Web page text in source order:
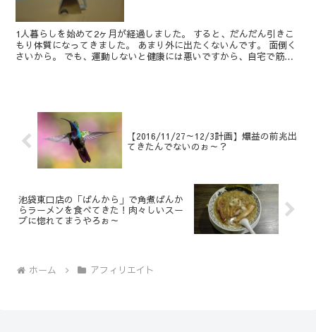
1人暮らしを始めて2ヶ月が経過しました。 すると、だんだん引きこ
もり体質になってきました。 あまり外に出たくないんです。 面倒く
さいから。 でも、運動しないと健康には悪いですから、自宅で筋ト
【2016/11/27～12/3計画】爆益の前兆出
てきたんでないのぉ～？
池袋東口店の「ばんから」で角煮ばんか
らラーメンを食べてきた！肉々しいスー
プに惚れてまうやろぉ～
ホーム アフィリエイト